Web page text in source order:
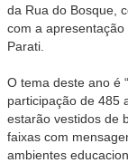
da Rua do Bosque,
com a
Parati.
O tema deste ano é
participação de 485
estarão vestidos de
faixas com
ambientes